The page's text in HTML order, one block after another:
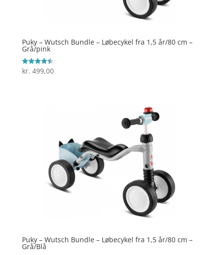
Puky – Wutsch Bundle – Løbecykel fra 1,5 år/80 cm –
Grå/pink
Vurderet
4.5
kr. 499,00
Puky – Wutsch Bundle – Løbecykel fra 1,5 år/80 cm –
Grå/Blå